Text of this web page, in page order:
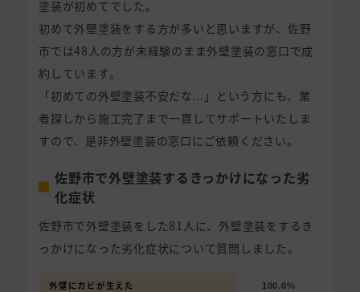
塗装が初めてでした。
初めて外壁塗装をする方が多いと思いますが、佐野
市では48人の方が未経験のまま外壁塗装の窓口で成
約しています。
「初めての外壁塗装不安だな...」という方にも、業
者探しから施工完了まで一貫してサポートいたしま
すので、是非外壁塗装の窓口にご依頼ください。
佐野市で外壁塗装するきっかけになった劣
化症状
佐野市で外壁塗装をした81人に、外壁塗装をするき
っかけになった劣化症状について質問しました。
外壁にカビが生えた 100.0%